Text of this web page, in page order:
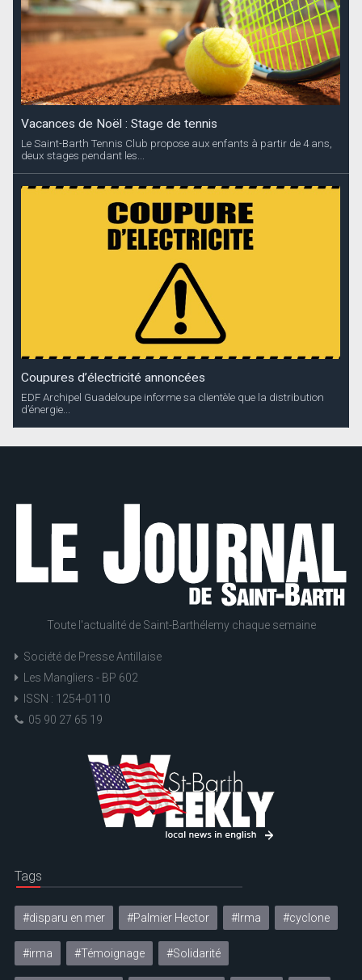
Vacances de Noël : Stage de tennis
Le Saint-Barth Tennis Club propose aux enfants à partir de 4 ans,
deux stages pendant les...
Coupures d’électricité annoncées
EDF Archipel Guadeloupe informe sa clientèle que la distribution
d’énergie...
Toute l'actualité de Saint-Barthélemy chaque semaine
Société de Presse Antillaise
Les Mangliers - BP 602
ISSN : 1254-0110
05 90 27 65 19
Tags
#disparu en mer #Palmier Hector #Irma #cyclone
#irma #Témoignage #Solidarité